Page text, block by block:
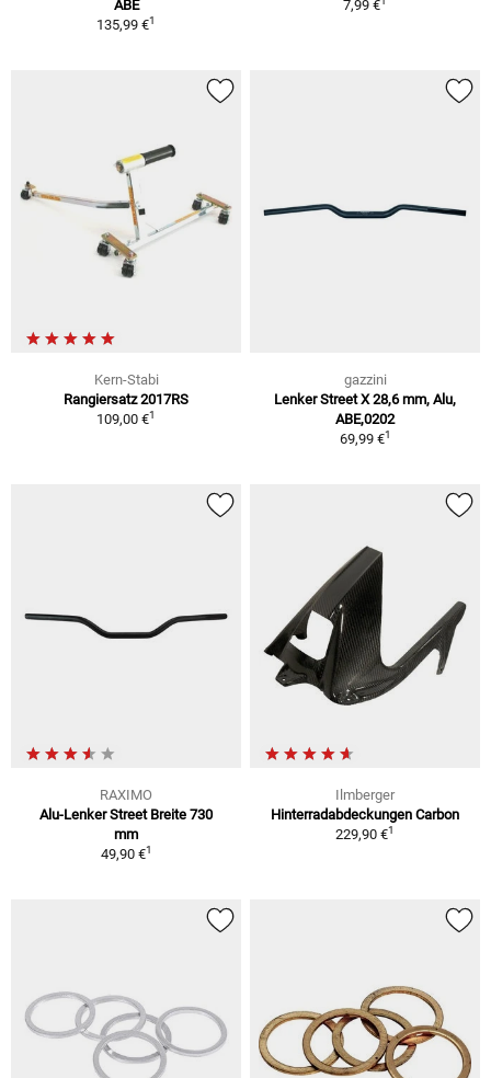
ABE
135,99 €1
7,99 €
Kern-Stabi
Rangiersatz 2017RS
109,00 €1
gazzini
Lenker Street X 28,6 mm, Alu,
ABE,0202
69,99 €1
RAXIMO
Alu-Lenker Street Breite 730
mm
49,90 €1
Ilmberger
Hinterradabdeckungen Carbon
229,90 €1